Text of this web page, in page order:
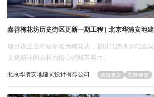
嘉善梅花坊历史街区更新一期工程 | 北京华清安地
项目设立之初被命名为梅花坊，是以江南水乡结合
文化精神的园林为核心的城市客厅。
北京华清安地建筑设计有限公司 建筑更新 文旅建筑